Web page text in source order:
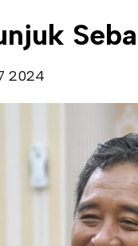
2024